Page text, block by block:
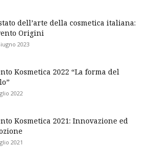
dell’arte della cosmetica italiana:
Origini
2023
Kosmetica 2022 “La forma del
2022
Kosmetica 2021: Innovazione ed
2021